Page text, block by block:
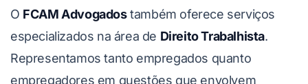
O FCAM Advogadostambém oferece serviços
especializados na área de Direito Trabalhista.
Representamos tanto empregados quanto
empregadores em questões que envolvem